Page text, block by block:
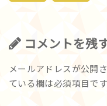
コメントを残
メールアドレスが公開
ている欄は必須項目です